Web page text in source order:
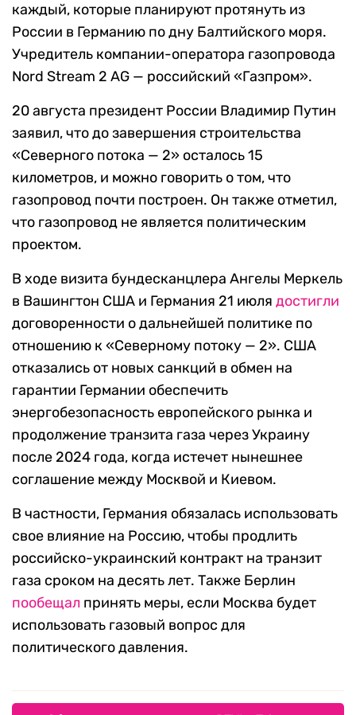
каждый, которые планируют протянуть из
России в Германию по дну Балтийского моря.
Учредитель компании-оператора газопровода
Nord Stream 2 AG — российский «Газпром».
20 августа президент России Владимир Путин
заявил, что до завершения строительства
«Северного потока — 2» осталось 15
километров, и можно говорить о том, что
газопровод почти построен. Он также отметил,
что газопровод не является политическим
проектом.
В ходе визита бундесканцлера Ангелы Меркель
в Вашингтон США и Германия 21 июля достигли
договоренности о дальнейшей политике по
отношению к «Северному потоку — 2». США
отказались от новых санкций в обмен на
гарантии Германии обеспечить
энергобезопасность европейского рынка и
продолжение транзита газа через Украину
после 2024 года, когда истечет нынешнее
соглашение между Москвой и Киевом.
В частности, Германия обязалась использовать
свое влияние на Россию, чтобы продлить
российско-украинский контракт на транзит
газа сроком на десять лет. Также Берлин
пообещал принять меры, если Москва будет
использовать газовый вопрос для
политического давления.